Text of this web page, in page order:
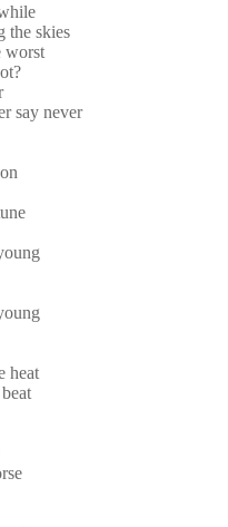
the skies
worst
say never
heat